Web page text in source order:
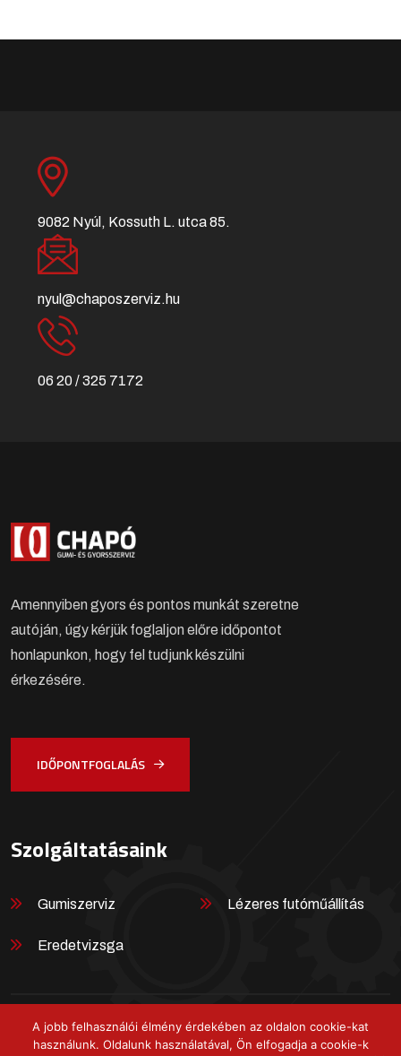
9082 Nyúl, Kossuth L. utca 85.
nyul@chaposzerviz.hu
06 20 / 325 7172
Amennyiben gyors és pontos munkát szeretne
autóján, úgy kérjük foglaljon előre időpontot
honlapunkon, hogy fel tudjunk készülni
érkezésére.
IDŐPONTFOGLALÁS
Szolgáltatásaink
Gumiszerviz Lézeres futóműállítás
Eredetvizsga
Chapó gumi- és gyorsszerviz © Minden jog fenntartva! -
A jobb felhasználói élmény érdekében az oldalon cookie-kat
használunk. Oldalunk használatával, Ön elfogadja a cookie-k